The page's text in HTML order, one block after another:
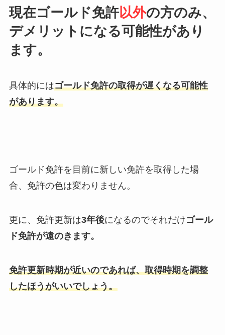
現在ゴールド免許以外の方のみ、
デメリットになる可能性があり
ます。
具体的にはゴールド免許の取得が遅くなる可能性
があります。
ゴールド免許を目前に新しい免許を取得した場
合、免許の色は変わりません。
更に、免許更新は3年後になるのでそれだけゴール
ド免許が遠のきます。
免許更新時期が近いのであれば、取得時期を調整
したほうがいいでしょう。